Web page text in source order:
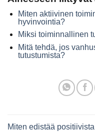
Miten aktiivinen
hyvinvointia?
Miksi toiminnallinen
Mitä tehdä, jos
tutustumista?
Miten edistää positiivista